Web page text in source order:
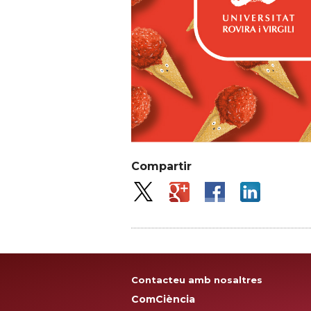
Compartir
Contacteu amb nosaltres
ComCiència